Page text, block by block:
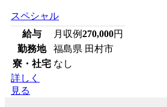
スペシャル
給与
月収例270,000円
勤務地
福島県 田村市
寮・社宅 なし
詳しく
見る